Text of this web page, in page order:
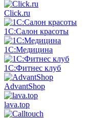
Click.ru
1С:Салон красоты
1С:Медицина
1С:Фитнес клуб
AdvantShop
lava.top